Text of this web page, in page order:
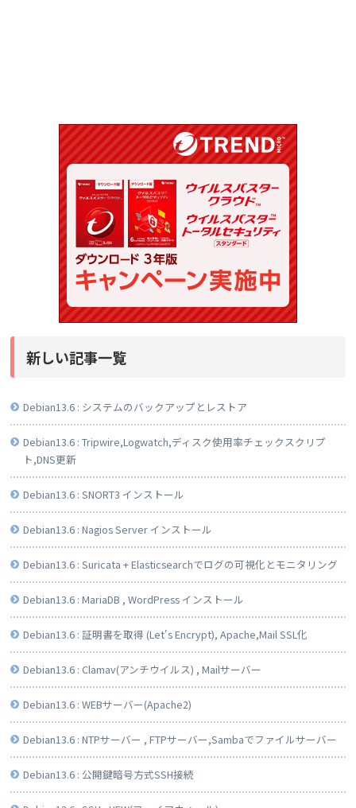
新しい記事一覧
Debian13.6 : システムのバックアップとレストア
Debian13.6 : Tripwire,Logwatch,ディスク使用率チェックスクリプ
ト,DNS更新
Debian13.6 : SNORT3 インストール
Debian13.6 : Nagios Server インストール
Debian13.6 : Suricata + Elasticsearchでログの可視化とモニタリング
Debian13.6 : MariaDB , WordPress インストール
Debian13.6 : 証明書を取得 (Let's Encrypt), Apache,Mail SSL化
Debian13.6 : Clamav(アンチウイルス) , Mailサーバー
Debian13.6 : WEBサーバー(Apache2)
Debian13.6 : NTPサーバー , FTPサーバー,Sambaでファイルサーバー
Debian13.6 : 公開鍵暗号方式SSH接続